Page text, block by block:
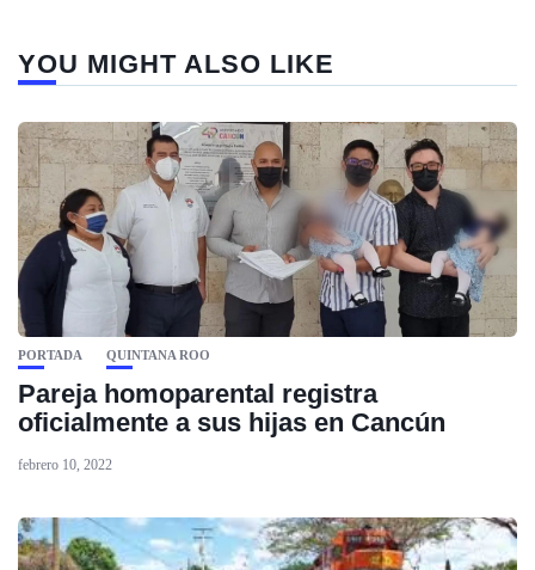
YOU MIGHT ALSO LIKE
PORTADA QUINTANA ROO
Pareja homoparental registra
oficialmente a sus hijas en Cancún
febrero 10, 2022